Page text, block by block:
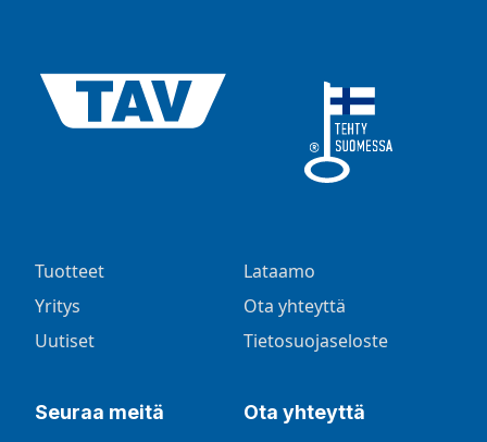
Tuotteet
Yritys
Uutiset
Lataamo
Ota yhteyttä
Tietosuojaseloste
Seuraa meitä Ota yhteyttä